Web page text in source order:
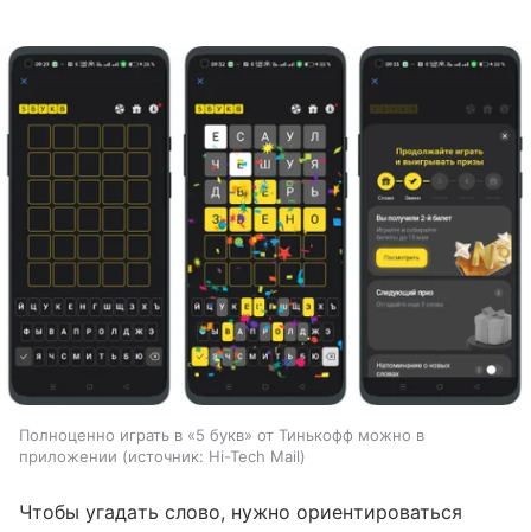
Полноценно играть в «5 букв» от Тинькофф можно в
приложении
источник: Hi-Tech Mail
Чтобы угадать слово, нужно ориентироваться